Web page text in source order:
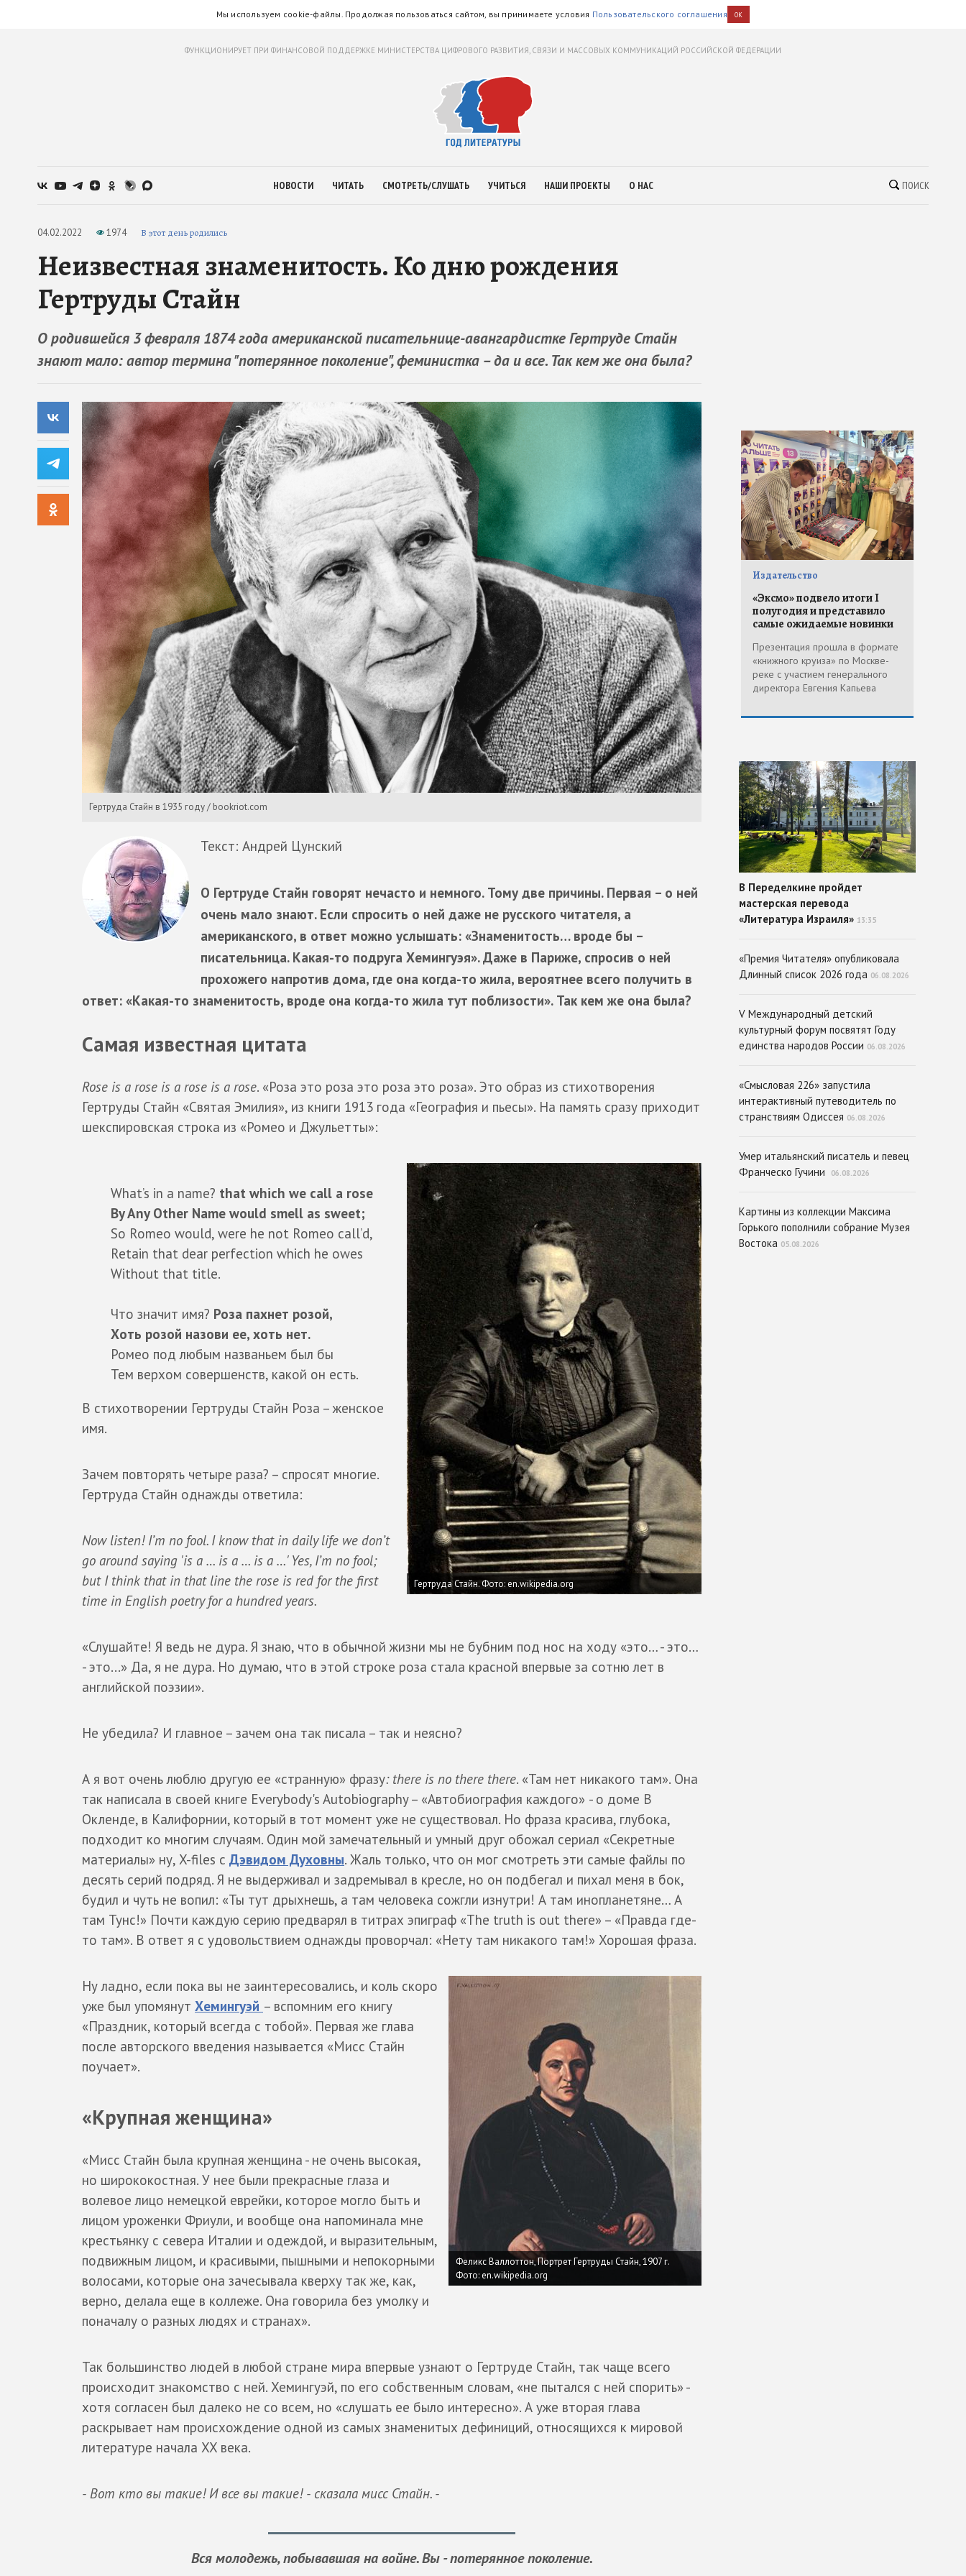
Мы используем cookie-файлы. Продолжая пользоваться сайтом, вы принимаете условия Пользовательского соглашения OK
ФУНКЦИОНИРУЕТ ПРИ ФИНАНСОВОЙ ПОДДЕРЖКЕ МИНИСТЕРСТВА ЦИФРОВОГО РАЗВИТИЯ, СВЯЗИ И МАССОВЫХ КОММУНИКАЦИЙ РОССИЙСКОЙ ФЕДЕРАЦИИ
НОВОСТИ ЧИТАТЬ СМОТРЕТЬ/СЛУШАТЬ УЧИТЬСЯ НАШИ ПРОЕКТЫ О НАС ПОИСК
04.02.2022 1974 В этот день родились
Неизвестная знаменитость. Ко дню рождения
Гертруды Стайн
О родившейся 3 февраля 1874 года американской писательнице-авангардистке Гертруде Стайн
знают мало: автор термина "потерянное поколение", феминистка – да и все. Так кем же она была?
Гертруда Стайн в 1935 году / bookriot.com
Текст: Андрей Цунский
О Гертруде Стайн говорят нечасто и немного. Тому две причины. Первая – о ней
очень мало знают. Если спросить о ней даже не русского читателя, а
американского, в ответ можно услышать: «Знаменитость… вроде бы –
писательница. Какая-то подруга Хемингуэя». Даже в Париже, спросив о ней
прохожего напротив дома, где она когда-то жила, вероятнее всего получить в
ответ: «Какая-то знаменитость, вроде она когда-то жила тут поблизости». Так кем же она была?
Самая известная цитата
Rose is a rose is a rose is a rose. «Роза это роза это роза это роза». Это образ из стихотворения
Гертруды Стайн «Святая Эмилия», из книги 1913 года «География и пьесы». На память сразу приходит
шекспировская строка из «Ромео и Джульетты»:
Гертруда Стайн.Фото: en.wikipedia.org
What’s in a name? that which we call a rose
By Any Other Name would smell as sweet;
So Romeo would, were he not Romeo call’d,
Retain that dear perfection which he owes
Without that title.
Что значит имя? Роза пахнет розой,
Хоть розой назови ее, хоть нет.
Ромео под любым названьем был бы
Тем верхом совершенств, какой он есть.
В стихотворении Гертруды Стайн Роза – женское
имя.
Зачем повторять четыре раза? – спросят многие.
Гертруда Стайн однажды ответила:
Now listen! I’m no fool. I know that in daily life we don’t
go around saying 'is a … is a … is a …' Yes, I’m no fool;
but I think that in that line the rose is red for the first
time in English poetry for a hundred years.
«Слушайте! Я ведь не дура. Я знаю, что в обычной жизни мы не бубним под нос на ходу «это… - это…
- это...» Да, я не дура. Но думаю, что в этой строке роза стала красной впервые за сотню лет в
английской поэзии».
Не убедила? И главное – зачем она так писала – так и неясно?
А я вот очень люблю другую ее «странную» фразу: there is no there there. «Там нет никакого там». Она
так написала в своей книге Everybody's Autobiography – «Автобиография каждого» - о доме В
Окленде, в Калифорнии, который в тот момент уже не существовал. Но фраза красива, глубока,
подходит ко многим случаям. Один мой замечательный и умный друг обожал сериал «Секретные
материалы» ну, X-files с Дэвидом Духовны. Жаль только, что он мог смотреть эти самые файлы по
десять серий подряд. Я не выдерживал и задремывал в кресле, но он подбегал и пихал меня в бок,
будил и чуть не вопил: «Ты тут дрыхнешь, а там человека сожгли изнутри! А там инопланетяне… А
там Тунс!» Почти каждую серию предварял в титрах эпиграф «The truth is out there» – «Правда где-
то там». В ответ я с удовольствием однажды проворчал: «Нету там никакого там!» Хорошая фраза.
Феликс Валлоттон, Портрет Гертруды Стайн, 1907 г.
Фото: en.wikipedia.org
Ну ладно, если пока вы не заинтересовались, и коль скоро
уже был упомянут Хемингуэй – вспомним его книгу
«Праздник, который всегда с тобой». Первая же глава
после авторского введения называется «Мисс Стайн
поучает».
«Крупная женщина»
«Мисс Стайн была крупная женщина - не очень высокая,
но ширококостная. У нее были прекрасные глаза и
волевое лицо немецкой еврейки, которое могло быть и
лицом уроженки Фриули, и вообще она напоминала мне
крестьянку с севера Италии и одеждой, и выразительным,
подвижным лицом, и красивыми, пышными и непокорными
волосами, которые она зачесывала кверху так же, как,
верно, делала еще в коллеже. Она говорила без умолку и
поначалу о разных людях и странах».
Так большинство людей в любой стране мира впервые узнают о Гертруде Стайн, так чаще всего
происходит знакомство с ней. Хемингуэй, по его собственным словам, «не пытался с ней спорить» -
хотя согласен был далеко не со всем, но «слушать ее было интересно». А уже вторая глава
раскрывает нам происхождение одной из самых знаменитых дефиниций, относящихся к мировой
литературе начала XX века.
- Вот кто вы такие! И все вы такие! - сказала мисс Стайн. -
Вся молодежь, побывавшая на войне. Вы -потерянное поколение.
Издательство
«Эксмо» подвело итоги I
полугодия и представило
самые ожидаемые новинки
Презентация прошла в формате
«книжного круиза» по Москве-
реке с участием генерального
директора Евгения Капьева
В Переделкине пройдет
мастерская перевода
«Литература Израиля» 13:35
«Премия Читателя» опубликовала
Длинный список 2026 года 06.08.2026
V Международный детский
культурный форум посвятят Году
единства народов России 06.08.2026
«Смысловая 226» запустила
интерактивный путеводитель по
странствиям Одиссея 06.08.2026
Умер итальянский писатель и певец
Франческо Гучини
06.08.2026
Картины из коллекции Максима
Горького пополнили собрание Музея
Востока 05.08.2026